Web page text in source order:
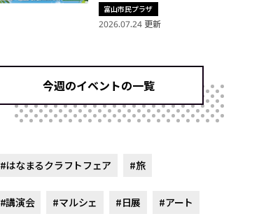
富山市民プラザ
2026.07.24 更新
今週のイベントの一覧
#はなまるクラフトフェア #旅
#講演会 #マルシェ #日展 #アート